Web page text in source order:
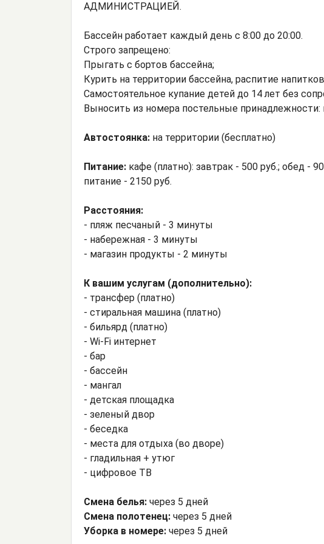
АДМИНИСТРАЦИЕЙ.
Бассейн работает каждый день с 8:00 до 20:00.
Строго запрещено:
Прыгать с бортов бассейна;
Курить на территории бассейна, распитие
Самостоятельное купание детей до 14 лет без
Выносить из номера постельные принадлежности:
Автостоянка: на территории (бесплатно)
Питание: кафе (платно): завтрак - 500 руб.; обед -
питание - 2150 руб.
Расстояния:
- пляж песчаный - 3 минуты
- набережная - 3 минуты
- магазин продукты - 2 минуты
К вашим услугам (дополнительно):
- трансфер (платно)
- стиральная машина (платно)
- бильярд (платно)
- Wi-Fi интернет
- бар
- бассейн
- мангал
- детская площадка
- зеленый двор
- беседка
- места для отдыха (во дворе)
- гладильная + утюг
- цифровое ТВ
Смена белья: через 5 дней
Смена полотенец: через 5 дней
Уборка в номере: через 5 дней